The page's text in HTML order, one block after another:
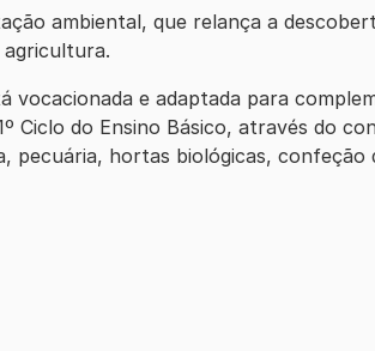
ambiental, que relança a
e adaptada para
Ciclo do Ensino Básico, através do
pecuária, hortas biológicas, confeção